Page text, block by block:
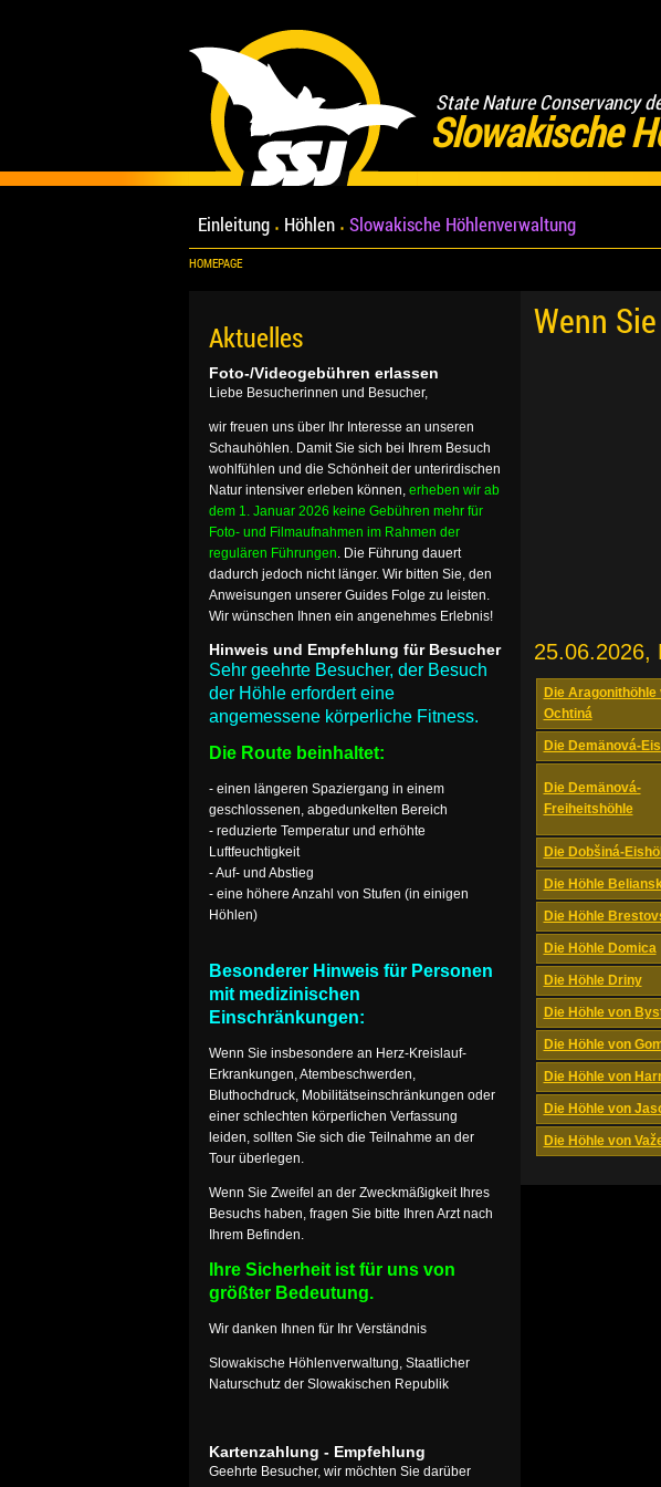
State Nature Conservancy
Slowakische
Einleitung Höhlen Slowakische Höhlenverwaltung
HOMEPAGE
Wenn
25.06.2026,
Die Aragonithöhle
Ochtiná
Die Demänová-
Die Demänová-
Freiheitshöhle
Die Dobšiná-
Die Höhle
Die Höhle
Die Höhle Domica
Die Höhle Driny
Die Höhle von
Die Höhle von
Die Höhle von
Die Höhle von
Die Höhle von
Aktuelles
Foto-/Videogebühren erlassen
Liebe Besucherinnen und Besucher,
wir freuen uns über Ihr Interesse an unseren
Schauhöhlen. Damit Sie sich bei Ihrem Besuch
wohlfühlen und die Schönheit der unterirdischen
Natur intensiver erleben können, erheben wir ab
dem 1. Januar 2026 keine Gebühren mehr für
Foto- und Filmaufnahmen im Rahmen der
regulären Führungen. Die Führung dauert
dadurch jedoch nicht länger. Wir bitten Sie, den
Anweisungen unserer Guides Folge zu leisten.
Wir wünschen Ihnen ein angenehmes Erlebnis!
Hinweis und Empfehlung für Besucher
Sehr geehrte Besucher, der Besuch
der Höhle erfordert eine
angemessene körperliche Fitness.
Die Route beinhaltet:
- einen längeren Spaziergang in einem
geschlossenen, abgedunkelten Bereich
- reduzierte Temperatur und erhöhte
Luftfeuchtigkeit
- Auf- und Abstieg
- eine höhere Anzahl von Stufen (in einigen
Höhlen)
Besonderer Hinweis für Personen
mit medizinischen
Einschränkungen:
Wenn Sie insbesondere an Herz-Kreislauf-
Erkrankungen, Atembeschwerden,
Bluthochdruck, Mobilitätseinschränkungen oder
einer schlechten körperlichen Verfassung
leiden, sollten Sie sich die Teilnahme an der
Tour überlegen.
Wenn Sie Zweifel an der Zweckmäßigkeit Ihres
Besuchs haben, fragen Sie bitte Ihren Arzt nach
Ihrem Befinden.
Ihre Sicherheit ist für uns von
größter Bedeutung.
Wir danken Ihnen für Ihr Verständnis
Slowakische Höhlenverwaltung, Staatlicher
Naturschutz der Slowakischen Republik
Kartenzahlung - Empfehlung
Geehrte Besucher, wir möchten Sie darüber